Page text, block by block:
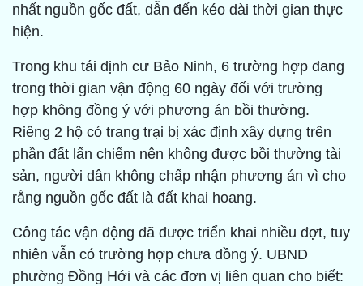
nhất nguồn gốc đất, dẫn đến kéo dài thời gian thực
hiện.
Trong khu tái định cư Bảo Ninh, 6 trường hợp đang
trong thời gian vận động 60 ngày đối với trường
hợp không đồng ý với phương án bồi thường.
Riêng 2 hộ có trang trại bị xác định xây dựng trên
phần đất lấn chiếm nên không được bồi thường tài
sản, người dân không chấp nhận phương án vì cho
rằng nguồn gốc đất là đất khai hoang.
Công tác vận động đã được triển khai nhiều đợt, tuy
nhiên vẫn có trường hợp chưa đồng ý. UBND
phường Đồng Hới và các đơn vị liên quan cho biết: